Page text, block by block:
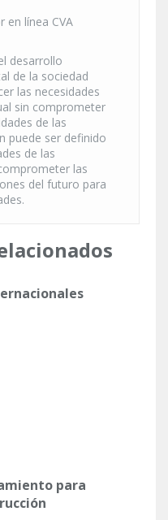
en línea CVA
desarrollo
de la sociedad
las necesidades
sin comprometer
de las
puede ser definido
de las
las
del futuro para
para